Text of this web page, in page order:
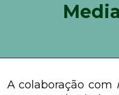
A colaboração com